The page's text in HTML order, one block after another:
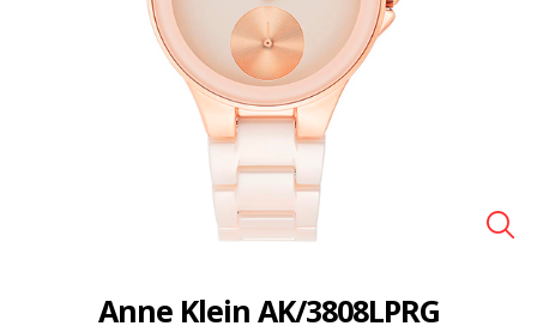
Anne Klein AK/3808LPRG